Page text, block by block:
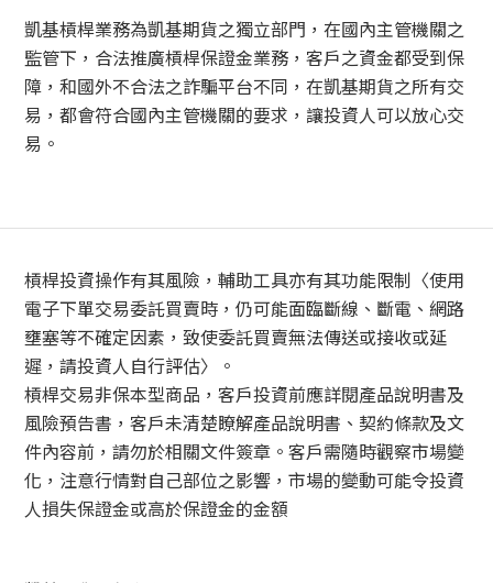
凱基槓桿業務為凱基期貨之獨立部門，在國內主管機關之
監管下，合法推廣槓桿保證金業務，客戶之資金都受到保
障，和國外不合法之詐騙平台不同，在凱基期貨之所有交
易，都會符合國內主管機關的要求，讓投資人可以放心交
易。
槓桿投資操作有其風險，輔助工具亦有其功能限制〈使用
電子下單交易委託買賣時，仍可能面臨斷線、斷電、網路
壅塞等不確定因素，致使委託買賣無法傳送或接收或延
遲，請投資人自行評估〉。
槓桿交易非保本型商品，客戶投資前應詳閱產品說明書及
風險預告書，客戶未清楚瞭解產品說明書、契約條款及文
件內容前，請勿於相關文件簽章。客戶需隨時觀察市場變
化，注意行情對自己部位之影響，市場的變動可能令投資
人損失保證金或高於保證金的金額